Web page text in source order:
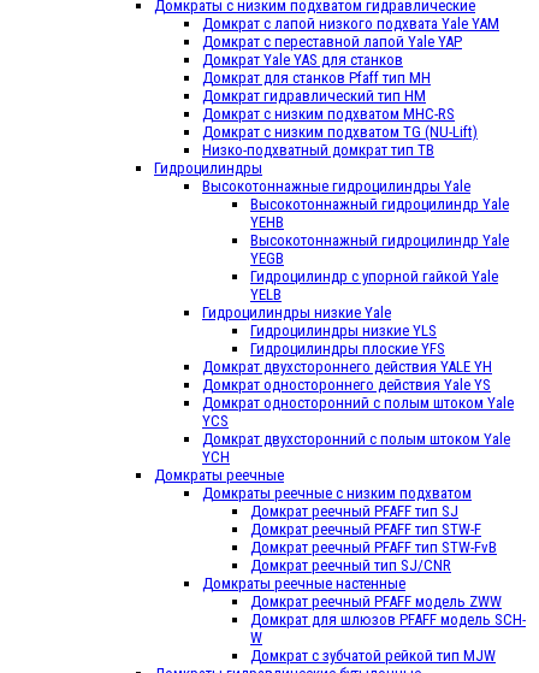
Домкраты с низким подхватом гидравлические
Домкрат с лапой низкого подхвата Yale YAM
Домкрат с переставной лапой Yale YAР
Домкрат Yale YAS для станков
Домкрат для станков Pfaff тип МН
Домкрат гидравлический тип HМ
Домкрат с низким подхватом MHC-RS
Домкрат с низким подхватом ТG (NU-Lift)
Низко-подхватный домкрат тип TB
Гидроцилиндры
Высокотоннажные гидроцилиндры Yale
Высокотоннажный гидроцилиндр Yale
YEHB
Высокотоннажный гидроцилиндр Yale
YEGB
Гидроцилиндр с упорной гайкой Yale
YELB
Гидроцилиндры низкие Yale
Гидроцилиндры низкие YLS
Гидроцилиндры плоские YFS
Домкрат двухстороннего действия YALE YH
Домкрат одностороннего действия Yale YS
Домкрат односторонний с полым штоком Yale
YCS
Домкрат двухсторонний с полым штоком Yale
YCH
Домкраты реечные
Домкраты реечные с низким подхватом
Домкрат реечный PFAFF тип SJ
Домкрат реечный PFAFF тип STW-F
Домкрат реечный PFAFF тип STW-FvB
Домкрат реечный тип SJ/CNR
Домкраты реечные настенные
Домкрат реечный PFAFF модель ZWW
Домкрат для шлюзов PFAFF модель SCH-
W
Домкрат с зубчатой рейкой тип MJW